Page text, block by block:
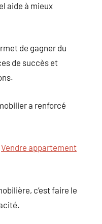
aide à mieux
de gagner du
de succès et
a renforcé
Vendre appartement
c’est faire le